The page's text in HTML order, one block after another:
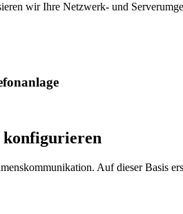
wir Ihre Netzwerk- und
konfigurieren
Auf dieser Basis